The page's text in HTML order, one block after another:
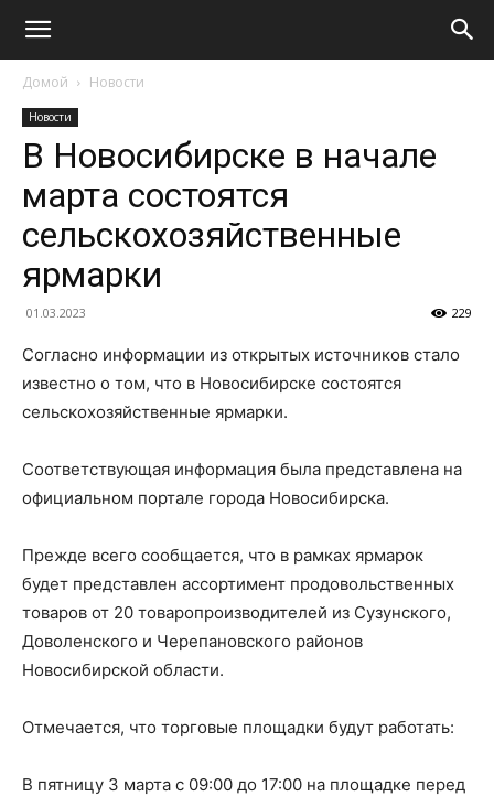
Домой Новости
Новости
В Новосибирске в начале
марта состоятся
сельскохозяйственные
ярмарки
01.03.2023 229
Согласно информации из открытых источников стало
известно о том, что в Новосибирске состоятся
сельскохозяйственные ярмарки.
Соответствующая информация была представлена на
официальном портале города Новосибирска.
Прежде всего сообщается, что в рамках ярмарок
будет представлен ассортимент продовольственных
товаров от 20 товаропроизводителей из Сузунского,
Доволенского и Черепановского районов
Новосибирской области.
Отмечается, что торговые площадки будут работать:
В пятницу 3 марта с 09:00 до 17:00 на площадке перед